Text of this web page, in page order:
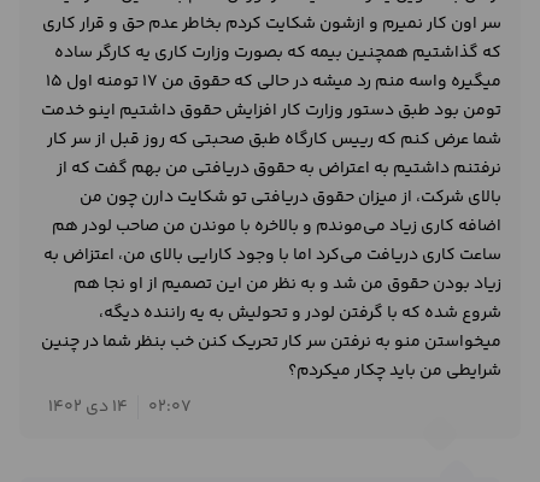
سر اون کار نمیرم و ازشون شکایت کردم بخاطر عدم حق و قرار کاری
که گذاشتیم همچنین بیمه که بصورت وزارت کاری یه کارگر ساده
میگیره واسه منم رد میشه در حالی که حقوق من 17 تومنه اول 15
تومن بود طبق دستور وزارت کار افزایش حقوق داشتیم اینو خدمت
شما عرض کنم که رییس کارگاه طبق صحبتی که روز قبل از سر کار
نرفتنم داشتیم به اعتراض به حقوق دریافتی من بهم گفت که از
بالای شرکت، از میزان حقوق دریافتی تو شکایت دارن چون من
اضافه کاری زیاد می‌موندم و بالاخره با موندن من صاحب لودر هم
ساعت کاری دریافت می‌کرد اما با وجود کارایی بالای من، اعتزاض به
زیاد بودن حقوق من شد و به نظر من این تصمیم از او نجا هم
شروع شده که با گرفتن لودر و تحولیش به یه راننده دیگه،
میخواستن منو به نرفتن سر کار تحریک کنن خب بنظر شما در چنین
شرایطی من باید چکار میکردم؟
02:07
14 دی 1402